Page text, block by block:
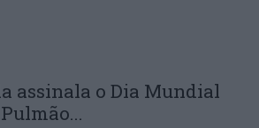
assinala o Dia Mundial